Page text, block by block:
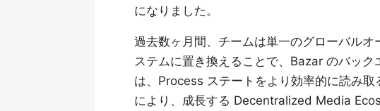
になりました。
過去数ヶ月間、チームは単一のグローバル
ステムに置き換えることで、Bazar のバッ
は、Process ステートをより効率的に読み
により、成長する Decentralized Media